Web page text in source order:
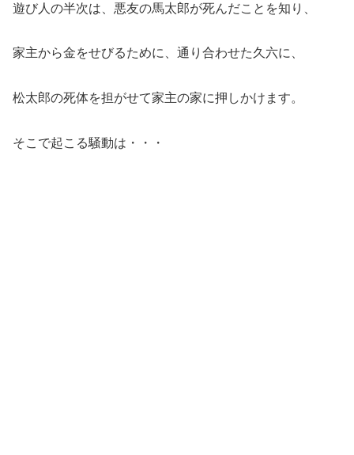
遊び人の半次は、悪友の馬太郎が死んだことを知り、
家主から金をせびるために、通り合わせた久六に、
松太郎の死体を担がせて家主の家に押しかけます。
そこで起こる騒動は・・・